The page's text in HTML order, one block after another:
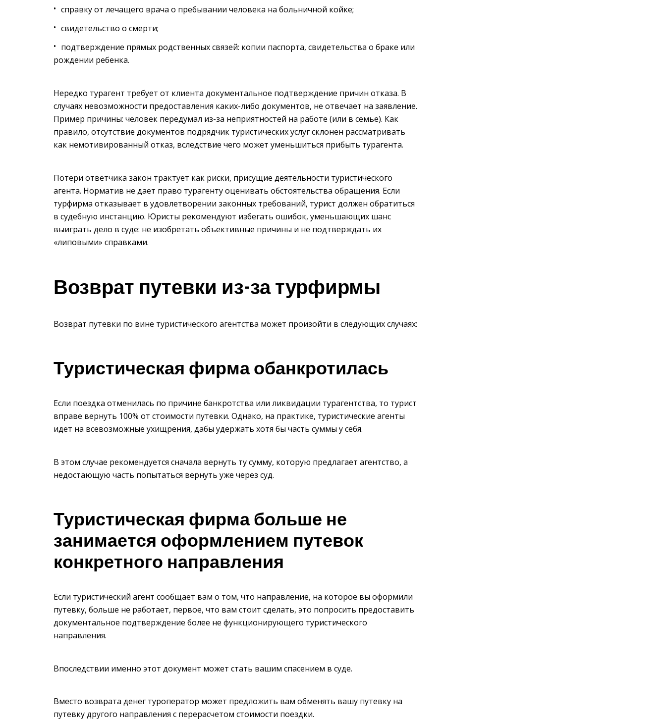
справку от лечащего врача о пребывании человека на больничной койке;
свидетельство о смерти;
подтверждение прямых родственных связей: копии паспорта, свидетельства о браке или
рождении ребенка.
Нередко турагент требует от клиента документальное подтверждение причин отказа. В
случаях невозможности предоставления каких-либо документов, не отвечает на заявление.
Пример причины: человек передумал из-за неприятностей на работе (или в семье). Как
правило, отсутствие документов подрядчик туристических услуг склонен рассматривать
как немотивированный отказ, вследствие чего может уменьшиться прибыть турагента.
Потери ответчика закон трактует как риски, присущие деятельности туристического
агента. Норматив не дает право турагенту оценивать обстоятельства обращения. Если
турфирма отказывает в удовлетворении законных требований, турист должен обратиться
в судебную инстанцию. Юристы рекомендуют избегать ошибок, уменьшающих шанс
выиграть дело в суде: не изобретать объективные причины и не подтверждать их
«липовыми» справками.
Возврат путевки из-за турфирмы
Возврат путевки по вине туристического агентства может произойти в следующих случаях:
Туристическая фирма обанкротилась
Если поездка отменилась по причине банкротства или ликвидации турагентства, то турист
вправе вернуть 100% от стоимости путевки. Однако, на практике, туристические агенты
идет на всевозможные ухищрения, дабы удержать хотя бы часть суммы у себя.
В этом случае рекомендуется сначала вернуть ту сумму, которую предлагает агентство, а
недостающую часть попытаться вернуть уже через суд.
Туристическая фирма больше не
занимается оформлением путевок
конкретного направления
Если туристический агент сообщает вам о том, что направление, на которое вы оформили
путевку, больше не работает, первое, что вам стоит сделать, это попросить предоставить
документальное подтверждение более не функционирующего туристического
направления.
Впоследствии именно этот документ может стать вашим спасением в суде.
Вместо возврата денег туроператор может предложить вам обменять вашу путевку на
путевку другого направления с перерасчетом стоимости поездки.